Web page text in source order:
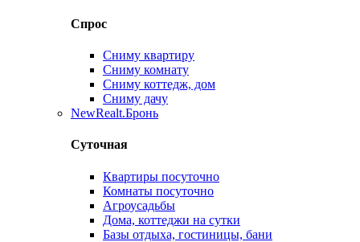
Спрос
Сниму квартиру
Сниму комнату
Сниму коттедж, дом
Сниму дачу
NewRealt.Бронь
Суточная
Квартиры посуточно
Комнаты посуточно
Агроусадьбы
Дома, коттеджи на сутки
Базы отдыха, гостиницы, бани